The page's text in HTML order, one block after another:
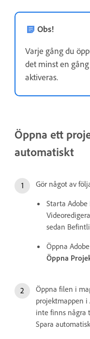
Obs!
Varje gång du
det minst en
aktiveras.
Öppna ett
automatiskt
Gör något av
Starta Adobe
sedan
Öppna
Öppna
Öppna filen i
projektmappen i
inte finns några
Spara